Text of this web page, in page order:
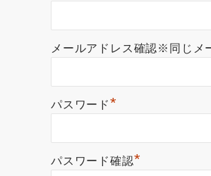
メールアドレス確認※同じメ
パスワード*
パスワード確認*